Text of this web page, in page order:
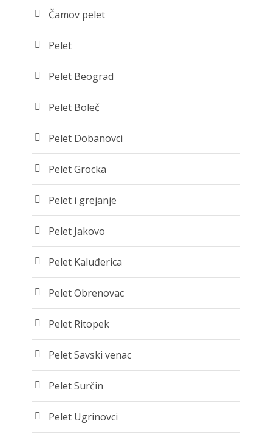
Čamov pelet
Pelet
Pelet Beograd
Pelet Boleč
Pelet Dobanovci
Pelet Grocka
Pelet i grejanje
Pelet Jakovo
Pelet Kaluđerica
Pelet Obrenovac
Pelet Ritopek
Pelet Savski venac
Pelet Surčin
Pelet Ugrinovci